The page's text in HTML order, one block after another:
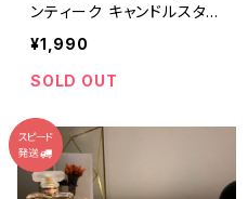
ンティーク キャンドルスタン
ド 北欧 CDST005
¥1,990
SOLD OUT